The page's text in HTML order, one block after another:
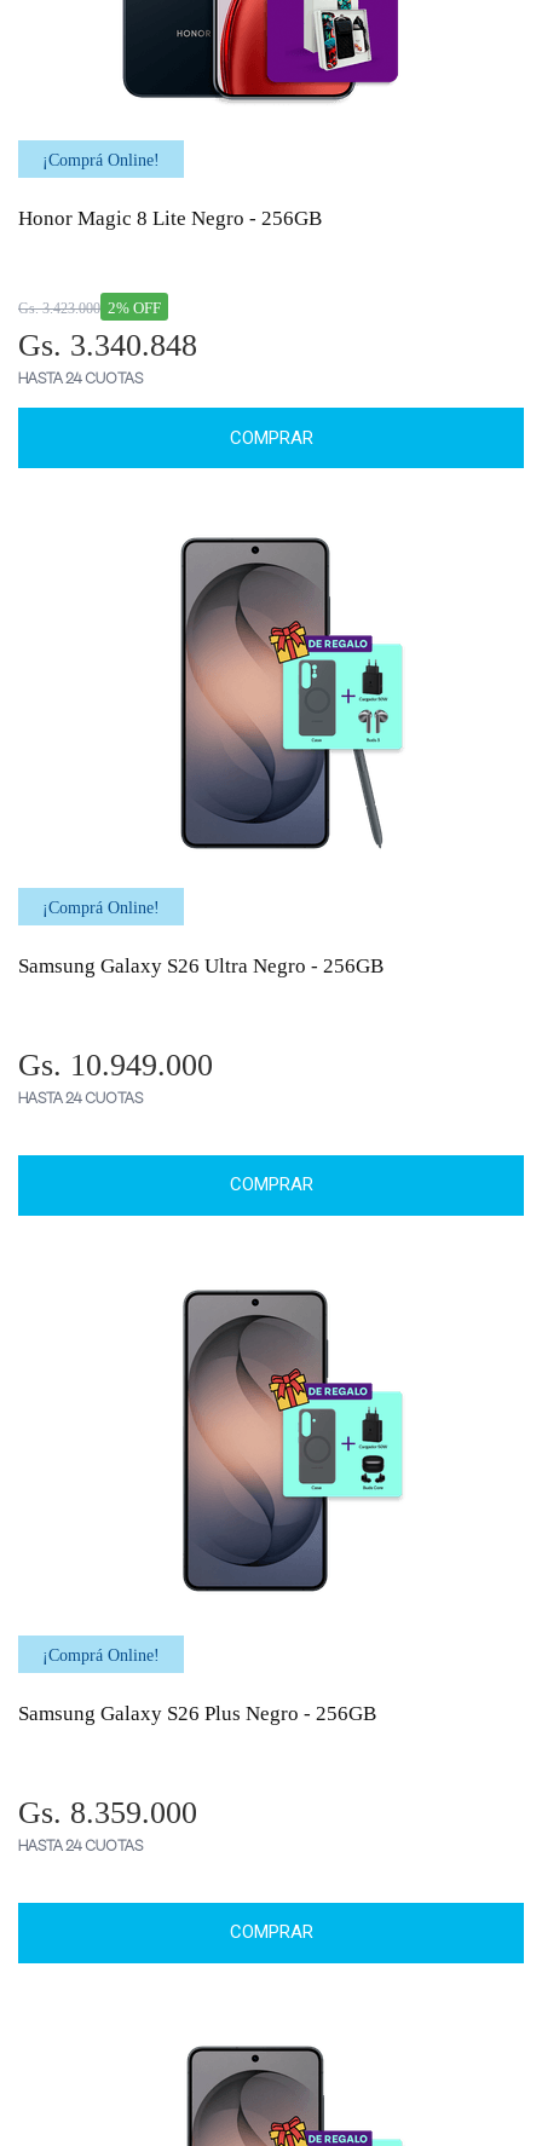
¡Comprá Online!
Honor Magic 8 Lite Negro - 256GB
2% OFF
Gs. 3.423.000
Gs. 3.340.848
HASTA 24 CUOTAS
COMPRAR
¡Comprá Online!
Samsung Galaxy S26 Ultra Negro - 256GB
Gs. 10.949.000
HASTA 24 CUOTAS
COMPRAR
¡Comprá Online!
Samsung Galaxy S26 Plus Negro - 256GB
Gs. 8.359.000
HASTA 24 CUOTAS
COMPRAR